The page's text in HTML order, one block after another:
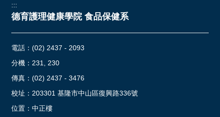
:::
德育護理健康學院 食品保健系
電話： (02) 2437 - 2093
分機：231, 230
傳真：(02) 2437 - 3476
校址： 203301 基隆市中山區復興路336號
位置： 中正樓